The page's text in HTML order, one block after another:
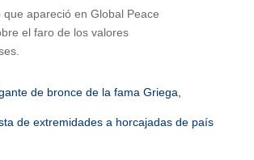
que apareció en Global Peace
el faro de los valores
de bronce de la fama Griega,
de extremidades a horcajadas de país